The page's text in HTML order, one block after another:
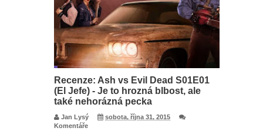
Recenze: Ash vs Evil Dead S01E01
(El Jefe) - Je to hrozná blbost, ale
také nehorázná pecka
Jan Lysý
sobota, října 31, 2015
Komentáře